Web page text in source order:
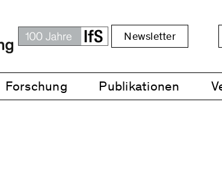
Newsletter
Forschung Publikationen